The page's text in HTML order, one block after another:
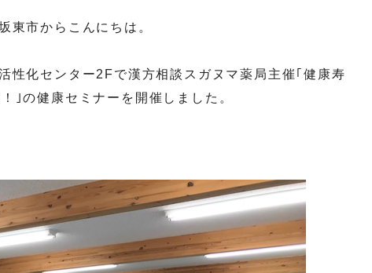
東市からこんにちは。
性化センター2Fで漢方相談スガヌマ薬局主催｢健康寿
｣の健康セミナーを開催しました。